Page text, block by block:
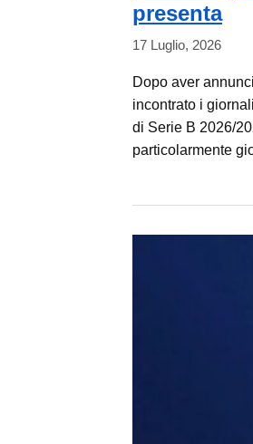
presenta
17 Luglio, 2026
Dopo aver
incontrato i
di Serie B 2026/
particolarmente